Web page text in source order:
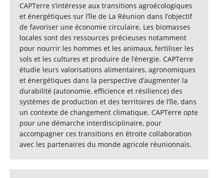
CAPTerre s’intéresse aux transitions agroécologiques
et énergétiques sur l’île de La Réunion dans l’objectif
de favoriser une économie circulaire. Les biomasses
locales sont des ressources précieuses notamment
pour nourrir les hommes et les animaux, fertiliser les
sols et les cultures et produire de l’énergie. CAPTerre
étudie leurs valorisations alimentaires, agronomiques
et énergétiques dans la perspective d’augmenter la
durabilité (autonomie, efficience et résilience) des
systèmes de production et des territoires de l’île, dans
un contexte de changement climatique. CAPTerre opte
pour une démarche interdisciplinaire, pour
accompagner ces transitions en étroite collaboration
avec les partenaires du monde agricole réunionnais.